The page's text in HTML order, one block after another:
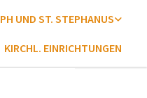
UND ST. STEPHANUS
KIRCHL. EINRICHTUNGEN